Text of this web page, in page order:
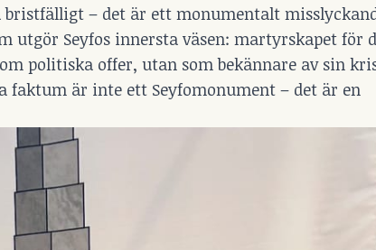
– det är ett monumentalt
utgör Seyfos innersta väsen: martyrskapet för
politiska offer, utan som bekännare av sin
är inte ett Seyfomonument – det är en